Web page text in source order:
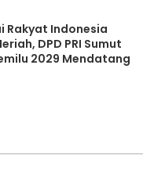
Rakyat Indonesia
DPD PRI Sumut
2029 Mendatang